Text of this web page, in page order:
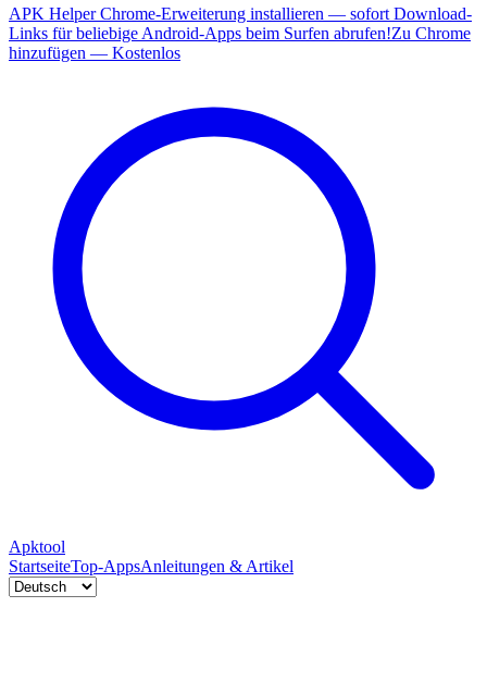
APK Helper Chrome-Erweiterung installieren — sofort Download-
Links für beliebige Android-Apps beim Surfen abrufen!Zu Chrome
hinzufügen — Kostenlos
Apktool
StartseiteTop-AppsAnleitungen & Artikel